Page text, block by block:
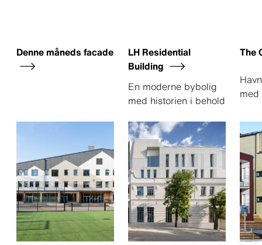
Denne måneds facade
LH Residential
Building
En moderne bybolig
med historien i behold
The